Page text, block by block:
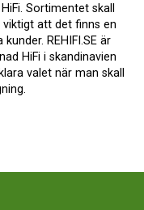
Sortimentet skall
att det finns en
REHIFI.SE är
HiFi i skandinavien
valet när man skall